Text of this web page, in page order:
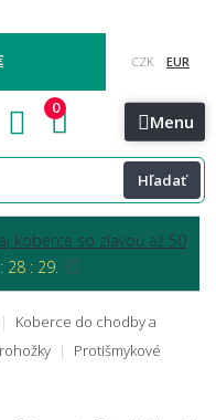
Menu
Hľadať
0
koberce so zľavou až 50
28 : 28. ⏰
Koberce do chodby a
Protišmykové